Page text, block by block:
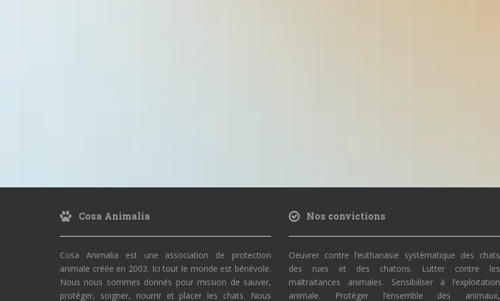
Cosa Animalia
Cosa Animalia est une association de protection
animale créée en 2003. Ici tout le monde est bénévole.
Nous nous sommes donnés pour mission de sauver,
protéger, soigner, nourrir et placer les chats. Nous
Nos convictions
Oeuvrer contre l’euthanasie systématique des chats
des rues et des chatons. Lutter contre les
maltraitances animales. Sensibiliser à l’exploitation
animale. Protéger l’ensemble des animaux,